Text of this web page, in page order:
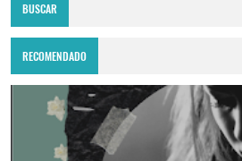
BUSCAR
RECOMENDADO